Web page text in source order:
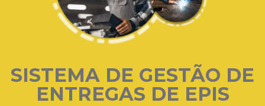
SISTEMA DE GESTÃO DE
ENTREGAS DE EPIS